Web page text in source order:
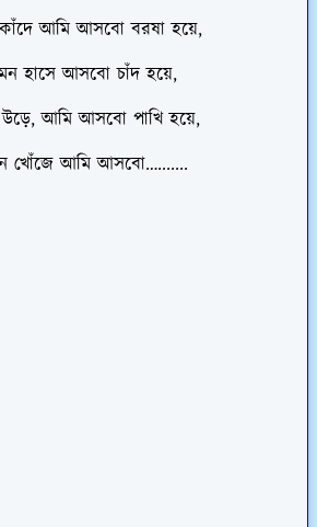
আমি আসবো বরষা হয়ে,
হাসে আসবো চাঁদ হয়ে,
আমি আসবো পাখি হয়ে,
খোঁজে আমি আসবো….......